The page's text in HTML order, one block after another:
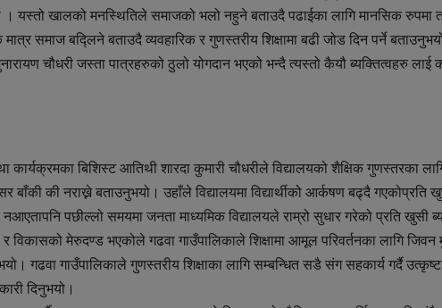
यस्तो खालको मनस्थितिले समाजको भलो नहुने बताउदै पढाईका लागि मानसिक रुपमा
मात्र समाज बद्लिने बताउदै व्यवहारिक र गुणस्तरीय शिक्षामा बढी जोड दिन पर्ने
चौधरी जस्ता पात्रहरुको ठुलो योगदान भएको भन्दै त्यस्तो कैयौ ब्यक्तित्वहरु लाई
कार्यक्रमका बिशिस्ट आतिथी शारदा कुमारी चौधरीले विद्यालयको शैक्षिक गुणस्तरका
की नराख्ने बताउनुभयो। उहाँले विद्यालयमा विद्यार्थीको आर्कषण बढ्दै गएकोप्रति
पछील्लो समयमा जनता माध्यमिक विद्यालयले राम्रो सुधार गरेको प्रति खुसी
विकासको मेरुदण्ड भएकोले गढवा गाउँपालिकाले शिक्षामा आमूल परिवर्तनका लागि जिवन
गढवा गाउँपालिकाले गुणस्तरीय शिक्षाका लागि सम्बन्धित सडै संग सहकार्य गर्दै उत्कृष्ट
दिनुभयो।